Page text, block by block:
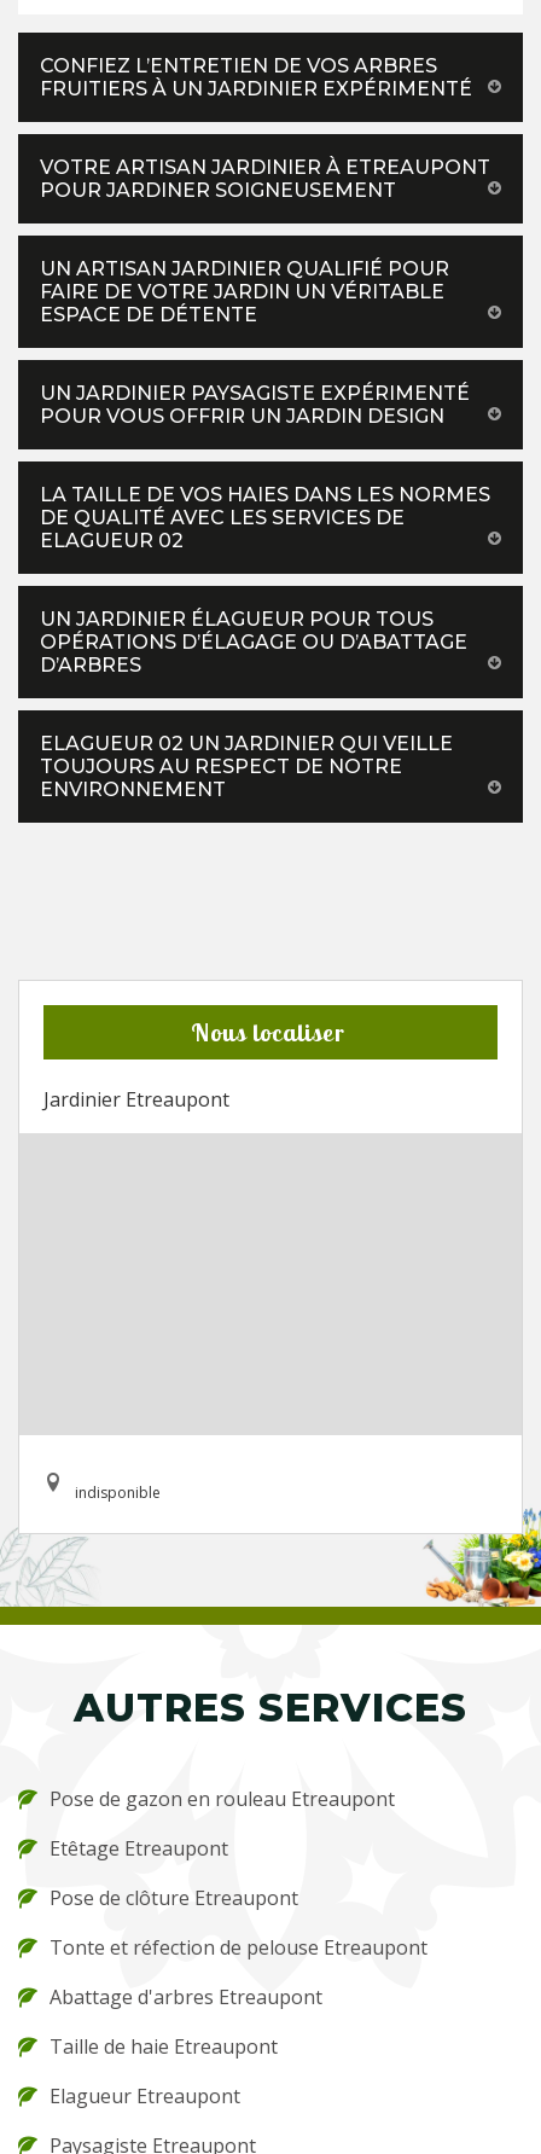
CONFIEZ L’ENTRETIEN DE VOS ARBRES
FRUITIERS À UN JARDINIER EXPÉRIMENTÉ
VOTRE ARTISAN JARDINIER À ETREAUPONT
POUR JARDINER SOIGNEUSEMENT
UN ARTISAN JARDINIER QUALIFIÉ POUR
FAIRE DE VOTRE JARDIN UN VÉRITABLE
ESPACE DE DÉTENTE
UN JARDINIER PAYSAGISTE EXPÉRIMENTÉ
POUR VOUS OFFRIR UN JARDIN DESIGN
LA TAILLE DE VOS HAIES DANS LES NORMES
DE QUALITÉ AVEC LES SERVICES DE
ELAGUEUR 02
UN JARDINIER ÉLAGUEUR POUR TOUS
OPÉRATIONS D’ÉLAGAGE OU D’ABATTAGE
D’ARBRES
ELAGUEUR 02 UN JARDINIER QUI VEILLE
TOUJOURS AU RESPECT DE NOTRE
ENVIRONNEMENT
Nous localiser
Jardinier Etreaupont
indisponible
AUTRES SERVICES
Pose de gazon en rouleau Etreaupont
Etêtage Etreaupont
Pose de clôture Etreaupont
Tonte et réfection de pelouse Etreaupont
Abattage d'arbres Etreaupont
Taille de haie Etreaupont
Elagueur Etreaupont
Paysagiste Etreaupont